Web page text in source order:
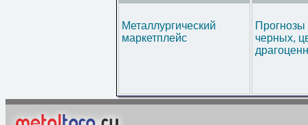
Металлургический
маркетплейс
черных,